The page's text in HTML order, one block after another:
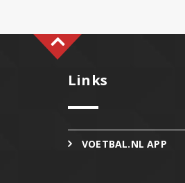
Links
VOETBAL.NL APP